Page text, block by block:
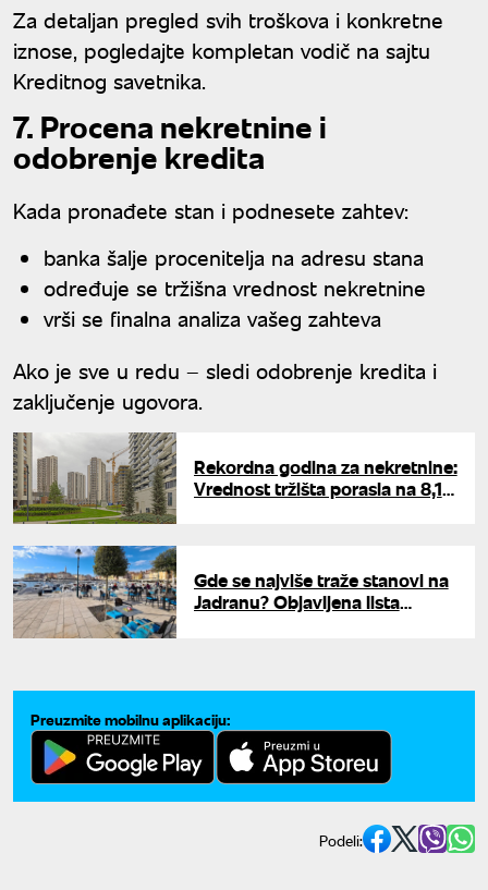
Za detaljan pregled svih troškova i konkretne
iznose, pogledajte kompletan vodič na sajtu
Kreditnog savetnika.
7. Procena nekretnine i
odobrenje kredita
Kada pronađete stan i podnesete zahtev:
banka šalje procenitelja na adresu stana
određuje se tržišna vrednost nekretnine
vrši se finalna analiza vašeg zahteva
Ako je sve u redu – sledi odobrenje kredita i
zaključenje ugovora.
Rekordna godina za nekretnine:
Vrednost tržišta porasla na 8,1
Gde se najviše traže stanovi na
Jadranu? Objavljena lista
Preuzmite mobilnu aplikaciju:
Podeli: